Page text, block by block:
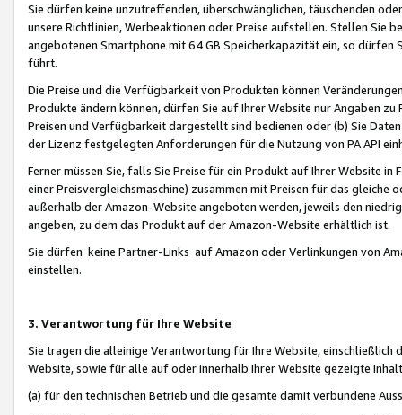
Sie dürfen keine unzutreffenden, überschwänglichen, täuschenden
unsere Richtlinien, Werbeaktionen oder Preise aufstellen. Stellen Sie
angebotenen Smartphone mit 64 GB Speicherkapazität ein, so dürfen
führt.
Die Preise und die Verfügbarkeit von Produkten können
Produkte ändern können, dürfen Sie auf Ihrer Website nur Angaben
Preisen und Verfügbarkeit dargestellt sind bedienen oder (b) Sie
der Lizenz festgelegten Anforderungen für die Nutzung von PA API
Ferner müssen Sie, falls Sie Preise für ein Produkt auf Ihrer Website
einer Preisvergleichsmaschine) zusammen mit Preisen für das
außerhalb der Amazon-Website angeboten werden, jeweils den
angeben, zu dem das Produkt auf der Amazon-Website erhältlich ist.
Sie dürfen keine Partner-Links auf Amazon oder Verlinkungen von
einstellen.
3. Verantwortung für Ihre Website
Sie tragen die alleinige Verantwortung für Ihre Website,
Website, sowie für alle auf oder innerhalb Ihrer Website gezeigte
(a) für den technischen Betrieb und die gesamte damit verbundene